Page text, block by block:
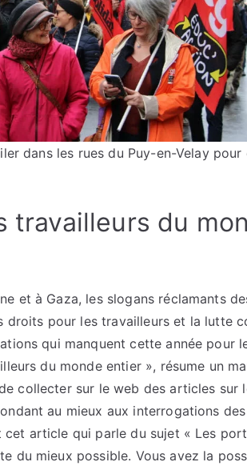
dans les rues du Puy-en-Velay
travailleurs du
et à Gaza, les slogans réclamants
droits pour les travailleurs et la lutte
qui manquent cette année pour
du monde entier », résume un
collecter sur le web des articles sur
au mieux aux interrogations
cet article qui parle du sujet « Les
du mieux possible. Vous avez la